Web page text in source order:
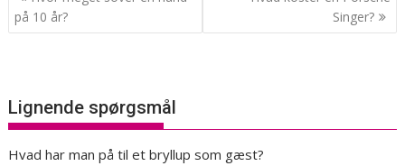
på 10 år?
Singer?
Lignende spørgsmål
Hvad har man på til et bryllup som gæst?